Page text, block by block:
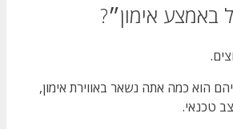
אימון״?
הוא כמה אתה נשאר באווירת אימון,
טכנאי.